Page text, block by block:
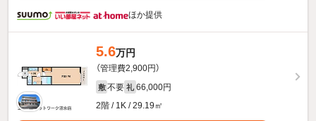
ほか提供
5.6万円
（管理費2,900円）
敷 不要 礼 66,000円
2階 / 1K / 29.19㎡